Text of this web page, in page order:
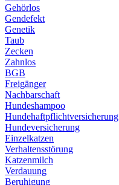
Gehörlos
Gendefekt
Genetik
Taub
Zecken
Zahnlos
BGB
Freigänger
Nachbarschaft
Hundeshampoo
Hundehaftpflichtversicherung
Hundeversicherung
Einzelkatzen
Verhaltensstörung
Katzenmilch
Verdauung
Beruhigung